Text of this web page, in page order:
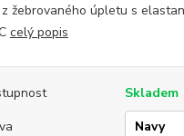
žebrovaného úpletu s
celý popis
Skladem